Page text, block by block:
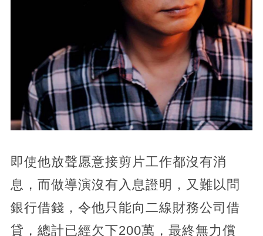
即使他放聲愿意接剪片工作都沒有消
息，而做導演沒有入息證明，又難以問
銀行借錢，令他只能向二線財務公司借
貸，總計已經欠下200萬，最終無力償